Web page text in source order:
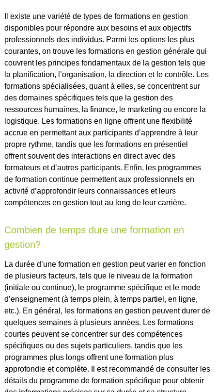
Il existe une variété de types de formations en gestion
disponibles pour répondre aux besoins et aux objectifs
professionnels des individus. Parmi les options les plus
courantes, on trouve les formations en gestion générale qui
couvrent les principes fondamentaux de la gestion tels que
la planification, l’organisation, la direction et le contrôle. Les
formations spécialisées, quant à elles, se concentrent sur
des domaines spécifiques tels que la gestion des
ressources humaines, la finance, le marketing ou encore la
logistique. Les formations en ligne offrent une flexibilité
accrue en permettant aux participants d’apprendre à leur
propre rythme, tandis que les formations en présentiel
offrent souvent des interactions en direct avec des
formateurs et d’autres participants. Enfin, les programmes
de formation continue permettent aux professionnels en
activité d’approfondir leurs connaissances et leurs
compétences en gestion tout au long de leur carrière.
Combien de temps dure une formation en
gestion?
La durée d’une formation en gestion peut varier en fonction
de plusieurs facteurs, tels que le niveau de la formation
(initiale ou continue), le programme spécifique et le mode
d’enseignement (à temps plein, à temps partiel, en ligne,
etc.). En général, les formations en gestion peuvent durer de
quelques semaines à plusieurs années. Les formations
courtes peuvent se concentrer sur des compétences
spécifiques ou des sujets particuliers, tandis que les
programmes plus longs offrent une formation plus
approfondie et complète. Il est recommandé de consulter les
détails du programme de formation spécifique pour obtenir